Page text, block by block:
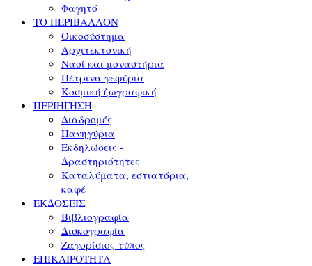
Φαγητό
ΤΟ ΠΕΡΙΒΑΛΛΟΝ
Οικοσύστημα
Αρχιτεκτονική
Ναοί και μοναστήρια
Πέτρινα γεφύρια
Κοσμική ζωγραφική
ΠΕΡΙΗΓΗΣΗ
Διαδρομές
Πανηγύρια
Εκδηλώσεις -
Δραστηριότητες
Καταλύματα, εστιατόρια,
καφέ
ΕΚΔΟΣΕΙΣ
Βιβλιογραφία
Δισκογραφία
Ζαγορίσιος τύπος
ΕΠΙΚΑΙΡΟΤΗΤΑ